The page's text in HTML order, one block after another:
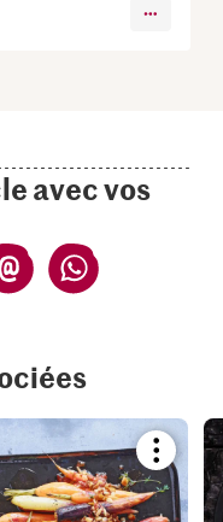
avec vos
recipe
or
add